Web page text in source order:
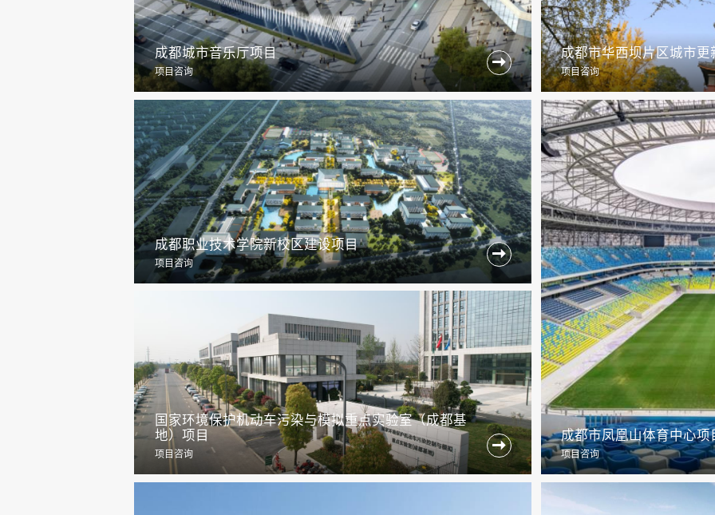
成都城市音乐厅项目
项目咨询

成都市华西坝片区城市更
项目咨询
成都市凤凰山体育中心项
项目咨询
成都职业技术学院新校区建设项目
项目咨询

国家环境保护机动车污染与模拟重点实验室（成都基
地）项目
项目咨询
